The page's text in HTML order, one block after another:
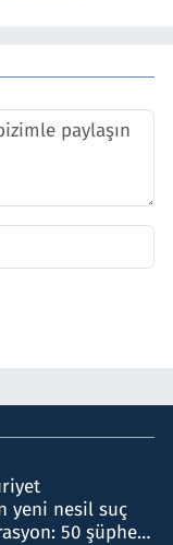
yeni nesil suç
50 şüpheli